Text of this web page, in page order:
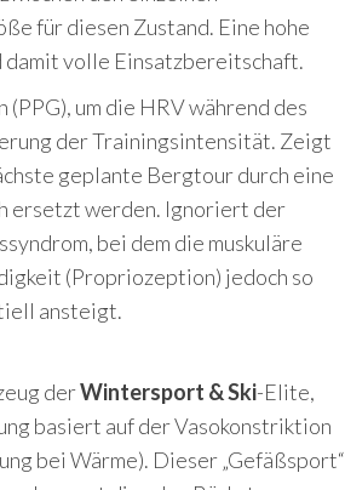
für diesen Zustand. Eine hohe
damit volle Einsatzbereitschaft.
um die HRV während des
der Trainingsintensität. Zeigt
geplante Bergtour durch eine
ersetzt werden. Ignoriert der
bei dem die muskuläre
(Propriozeption) jedoch so
ansteigt.
derWintersport & Ski-Elite,
basiert auf der Vasokonstriktion
bei Wärme). Dieser „Gefäßsport“